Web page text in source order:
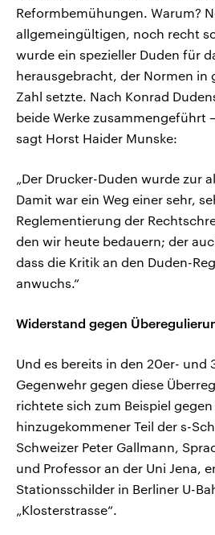
Reformbemühungen. Warum?
allgemeingültigen, noch recht
wurde ein spezieller Duden für
herausgebracht, der Normen in
Zahl setzte. Nach Konrad
beide Werke zusammengeführt
sagt Horst Haider Munske:
„Der Drucker-Duden wurde zur
Damit war ein Weg einer sehr,
Reglementierung der
den wir heute bedauern; der
dass die Kritik an den Duden-
anwuchs.“
Widerstand gegen
Und es bereits in den 20er- und
Gegenwehr gegen diese
richtete sich zum Beispiel
hinzugekommener Teil der s-
Schweizer Peter Gallmann,
und Professor an der Uni Jena,
Stationsschilder in Berliner U-
„Klosterstrasse“.